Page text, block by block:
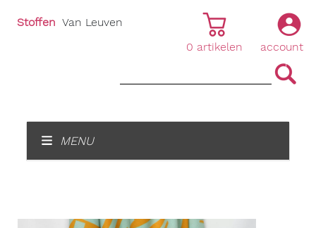
account
|
0 artikelen
Stoffen Van Leuven
MENU